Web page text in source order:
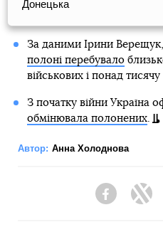
Донецька
За даними Ірини Верещук,
полоні перебувало
військових і понад
З початку війни Україна
обмінювала полонених.
Автор: Анна Холоднова
Facebook